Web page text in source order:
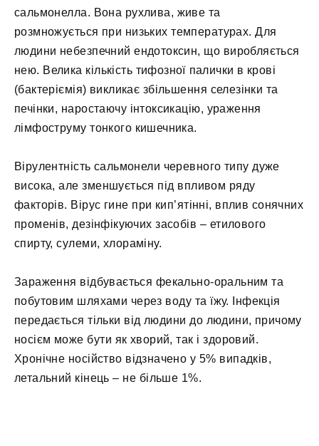
сальмонелла. Вона рухлива, живе та
розмножується при низьких температурах. Для
людини небезпечний ендотоксин, що виробляється
нею. Велика кількість тифозної палички в крові
(бактеріємія) викликає збільшення селезінки та
печінки, наростаючу інтоксикацію, ураження
лімфоструму тонкого кишечника.
Вірулентність сальмонели черевного типу дуже
висока, але зменшується під впливом ряду
факторів. Вірус гине при кип’ятінні, вплив сонячних
променів, дезінфікуючих засобів – етилового
спирту, сулеми, хлораміну.
Зараження відбувається фекально-оральним та
побутовим шляхами через воду та їжу. Інфекція
передається тільки від людини до людини, причому
носієм може бути як хворий, так і здоровий.
Хронічне носійство відзначено у 5% випадків,
летальний кінець – не більше 1%.